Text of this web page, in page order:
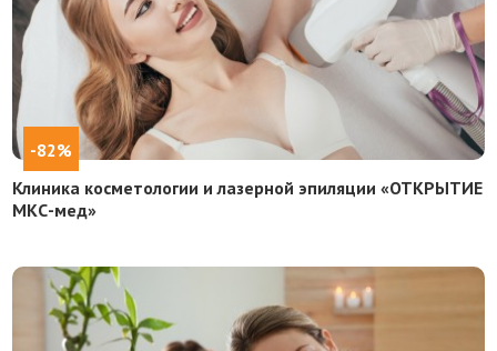
-82%
Клиника косметологии и лазерной эпиляции «ОТКРЫТИЕ
МКС-мед»